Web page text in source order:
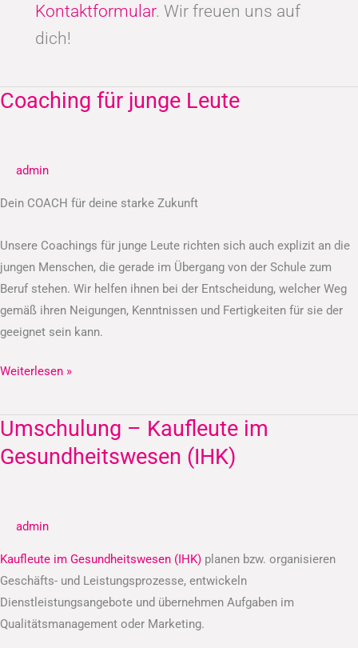
Kontaktformular. Wir freuen uns auf
dich!
Coaching für junge Leute
admin
Dein COACH für deine starke Zukunft
Unsere Coachings für junge Leute richten sich auch explizit an die
jungen Menschen, die gerade im Übergang von der Schule zum
Beruf stehen. Wir helfen ihnen bei der Entscheidung, welcher Weg
gemäß ihren Neigungen, Kenntnissen und Fertigkeiten für sie der
geeignet sein kann.
Coaching
Leute
Weiterlesen »
Umschulung – Kaufleute im
Gesundheitswesen (IHK)
admin
Kaufleute im Gesundheitswesen (IHK) planen bzw. organisieren
Geschäfts- und Leistungsprozesse, entwickeln
Dienstleistungsangebote und übernehmen Aufgaben im
Qualitätsmanagement oder Marketing.
Umschulung
–
Kaufleute
(IHK)